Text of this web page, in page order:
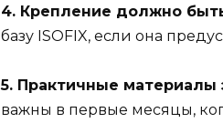
4. Крепление должно
базу ISOFIX, если она
5. Практичные материалы
важны в первые месяцы,